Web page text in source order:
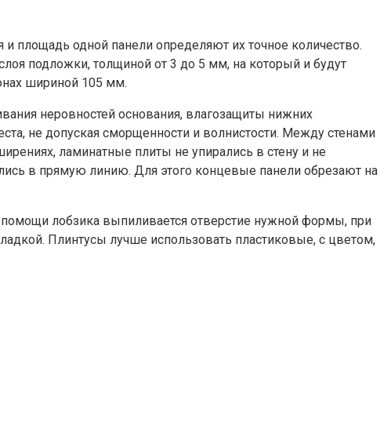
площадь одной панели определяют их точное количество.
подложки, толщиной от 3 до 5 мм, на который и будут
шириной 105 мм.
неровностей основания, влагозащиты нижних
не допуская сморщенности и волнистости. Между стенами
ламинатные плиты не упирались в стену и не
в прямую линию. Для этого концевые панели обрезают на
лобзика выпиливается отверстие нужной формы, при
Плинтусы лучше использовать пластиковые, с цветом,